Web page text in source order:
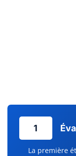
1
La première